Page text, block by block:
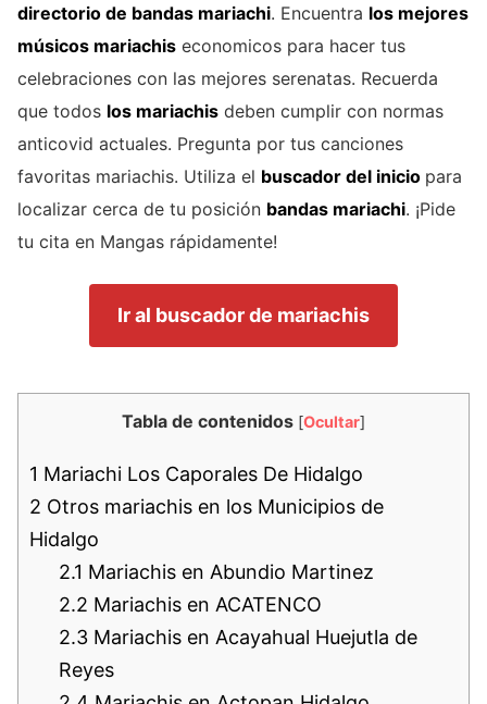
directorio de bandas mariachi. Encuentra los mejores
músicos mariachis economicos para hacer tus
celebraciones con las mejores serenatas. Recuerda
que todos los mariachis deben cumplir con normas
anticovid actuales. Pregunta por tus canciones
favoritas mariachis. Utiliza el buscador del inicio para
localizar cerca de tu posición bandas mariachi. ¡Pide
tu cita en Mangas rápidamente!
Ir al buscador de mariachis
Tabla de contenidos [Ocultar]
1 Mariachi Los Caporales De Hidalgo
2 Otros mariachis en los Municipios de
Hidalgo
2.1 Mariachis en Abundio Martinez
2.2 Mariachis en ACATENCO
2.3 Mariachis en Acayahual Huejutla de
Reyes